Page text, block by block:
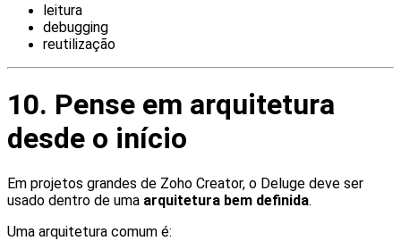
leitura
debugging
reutilização
10. Pense em arquitetura
desde o início
Em projetos grandes de Zoho Creator, o Deluge deve ser
usado dentro de uma arquitetura bem definida.
Uma arquitetura comum é: